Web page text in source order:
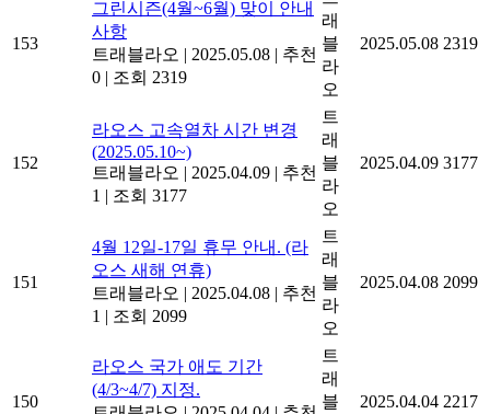
153
그린시즌(4월~6월) 맞이 안내
사항
트래블라오 | 2025.05.08 | 추천
0 | 조회 2319
래
블
라
오
2025.05.08 2319
152
라오스 고속열차 시간 변경
(2025.05.10~)
트래블라오 | 2025.04.09 | 추천
1 | 조회 3177
트
래
블
라
오
2025.04.09 3177
151
4월 12일-17일 휴무 안내. (라
오스 새해 연휴)
트래블라오 | 2025.04.08 | 추천
1 | 조회 2099
트
래
블
라
오
2025.04.08 2099
150
라오스 국가 애도 기간
(4/3~4/7) 지정.
트
래
블
2025.04.04 2217